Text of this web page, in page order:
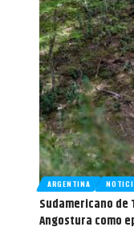
ARGENTINA
Sudamericano de
Angostura como